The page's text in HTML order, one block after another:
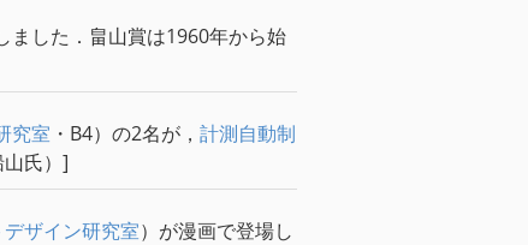
ました．畠山賞は1960年から始
究室 ・B4）の2名が， 計測自動制
山氏）]
ザイン研究室）が漫画で登場し